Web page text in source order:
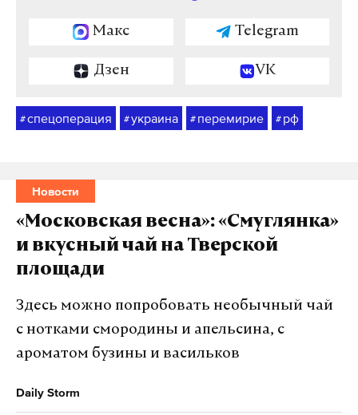
Макс Telegram
Дзен VK
#спецоперация #украина # перемирие # рф
Новости
«Московская весна»: «Смуглянка»
и вкусный чай на Тверской
площади
Здесь можно попробовать необычный чай
с нотками смородины и апельсина, с
ароматом бузины и васильков
Daily Storm